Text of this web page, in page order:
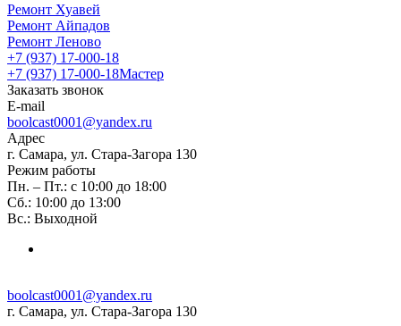
Ремонт Хуавей
Ремонт Айпадов
Ремонт Леново
+7 (937) 17-000-18
+7 (937) 17-000-18Мастер
Заказать звонок
E-mail
boolcast0001@yandex.ru
Адрес
г. Самара, ул. Стара-Загора 130
Режим работы
Пн. – Пт.: с 10:00 до 18:00
Сб.: 10:00 до 13:00
Вс.: Выходной
boolcast0001@yandex.ru
г. Самара, ул. Стара-Загора 130